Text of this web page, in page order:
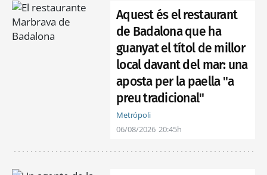
Aquest és el restaurant
de Badalona que ha
guanyat el títol de millor
local davant del mar: una
aposta per la paella "a
preu tradicional"
Metrópoli
06/08/2026 20:45h